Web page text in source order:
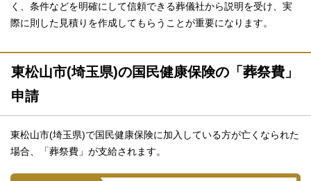
く、条件などを明確にして信頼できる葬儀社から説明を受け、実
際に則した見積りを作成してもらうことが重要になります。
東松山市(埼玉県)の国民健康保険の「葬祭費」
申請
東松山市(埼玉県)で国民健康保険に加入している方が亡くなられた
場合、「葬祭費」が支給されます。